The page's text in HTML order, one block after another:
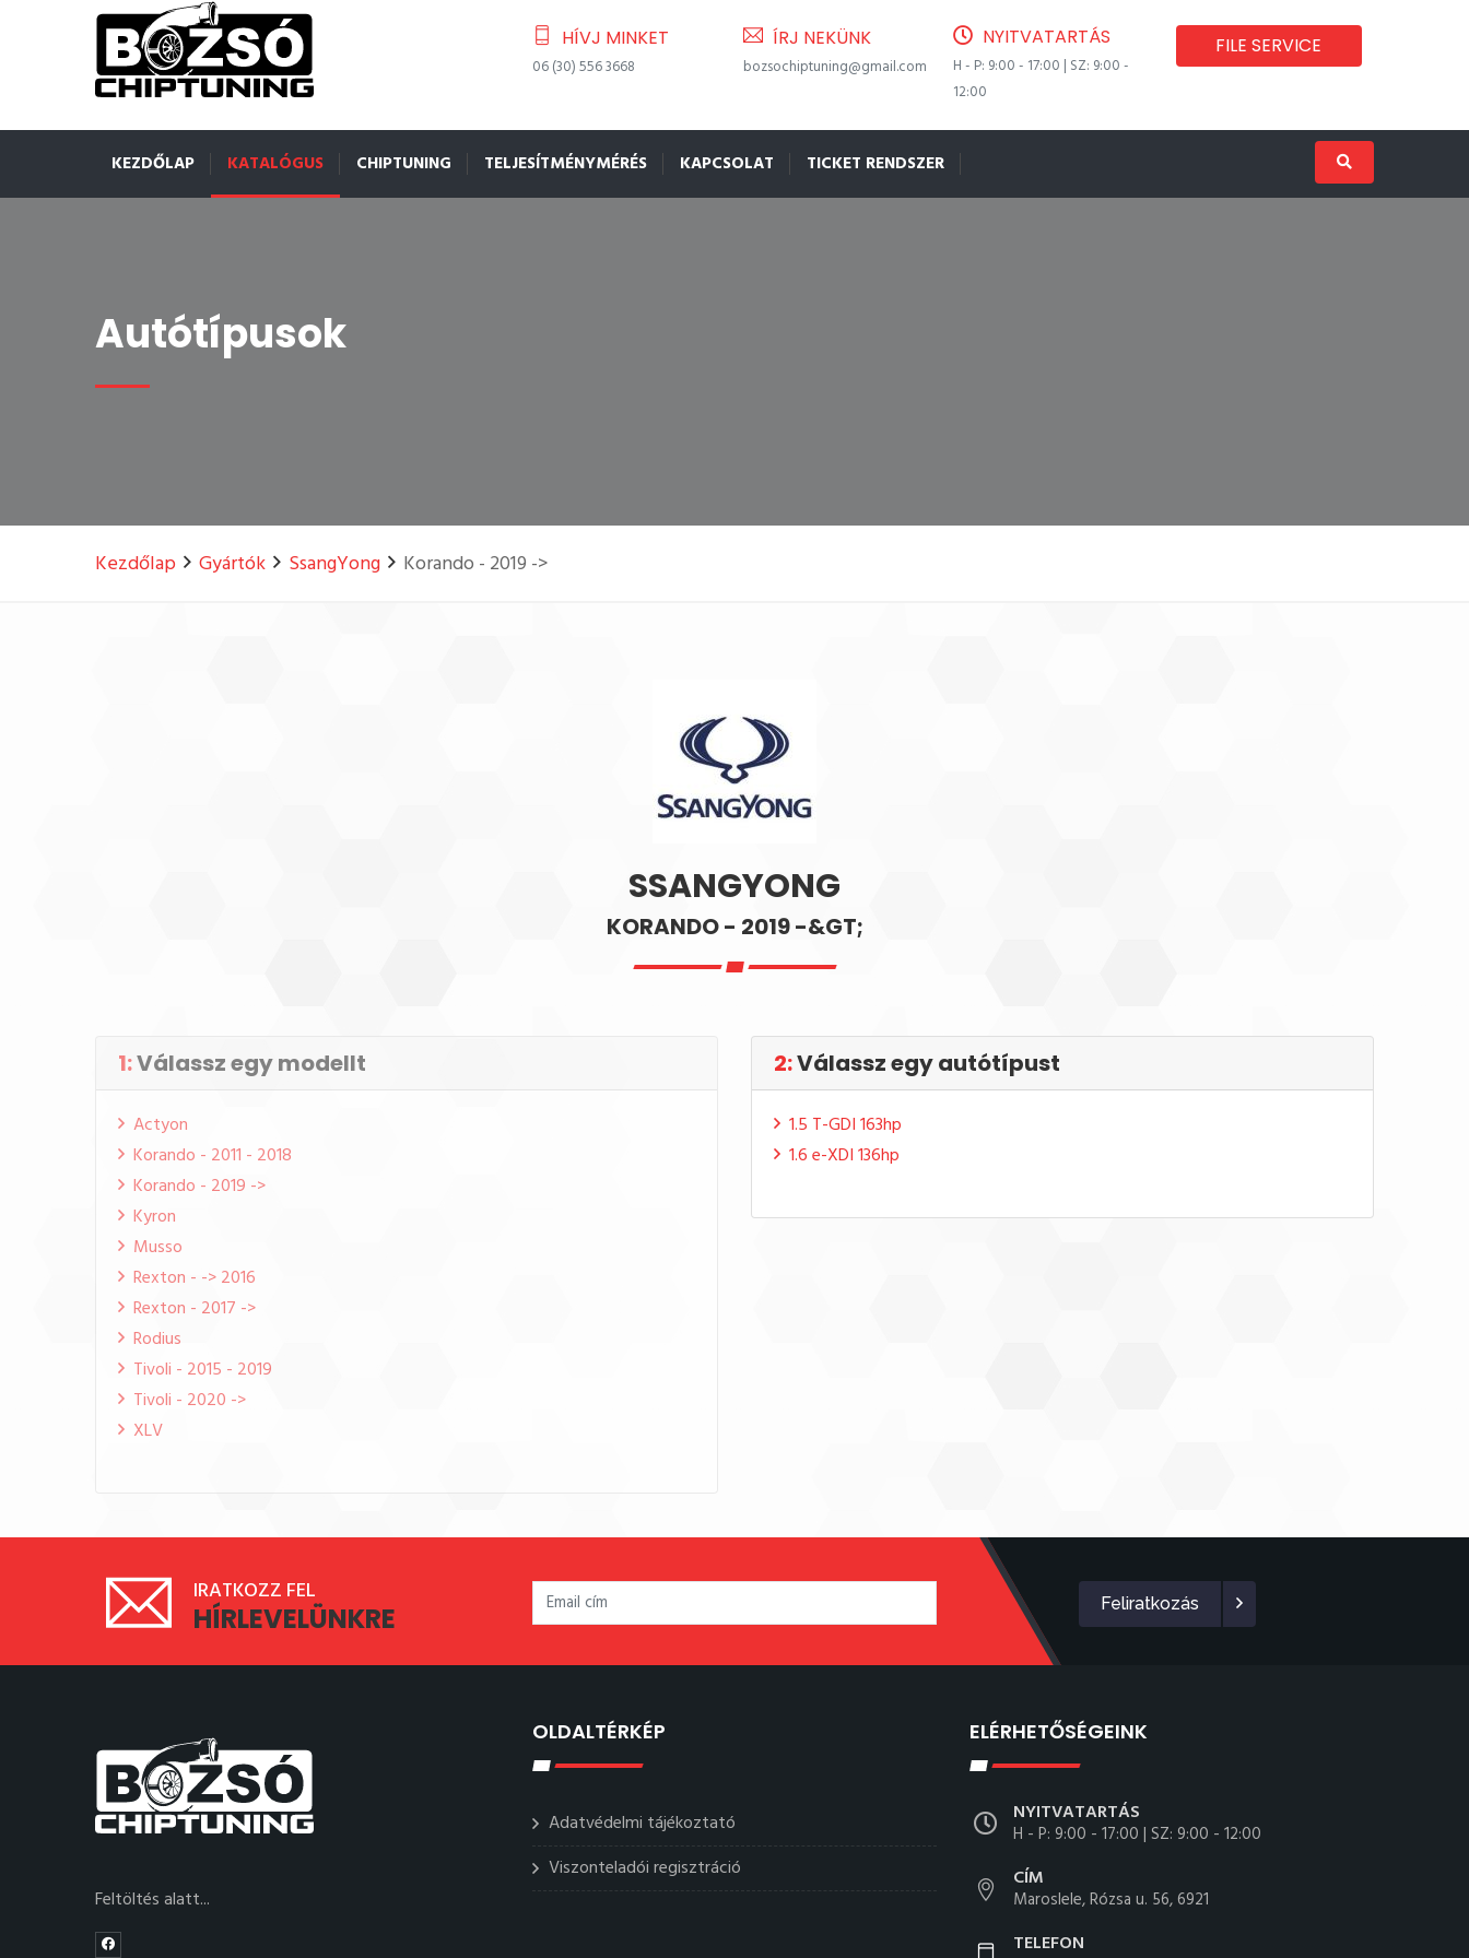
HÍVJ MINKET
06 (30) 556 3668
ÍRJ NEKÜNK
bozsochiptuning@gmail.com
NYITVATARTÁS
H - P: 9:00 - 17:00 | SZ: 9:00 -
12:00
FILE SERVICE
KEZDŐLAP KATALÓGUS CHIPTUNING TELJESÍTMÉNYMÉRÉS KAPCSOLAT TICKET RENDSZER
Autótípusok
Kezdőlap Gyártók SsangYong Korando - 2019 ->
SSANGYONG
KORANDO - 2019 -&GT;
1:Válassz egy modellt
Actyon
Korando - 2011 - 2018
Korando - 2019 ->
Kyron
Musso
Rexton - -> 2016
Rexton - 2017 ->
Rodius
Tivoli - 2015 - 2019
Tivoli - 2020 ->
XLV
2:Válassz egy autótípust
1.5 T-GDI 163hp
1.6 e-XDI 136hp
IRATKOZZ FEL
HÍRLEVELÜNKRE Feliratkozás
Feltöltés alatt...
OLDALTÉRKÉP
Adatvédelmi tájékoztató
Viszonteladói regisztráció
ELÉRHETŐSÉGEINK
NYITVATARTÁS
H - P: 9:00 - 17:00 | SZ: 9:00 - 12:00
CÍM
Maroslele, Rózsa u. 56, 6921
TELEFON